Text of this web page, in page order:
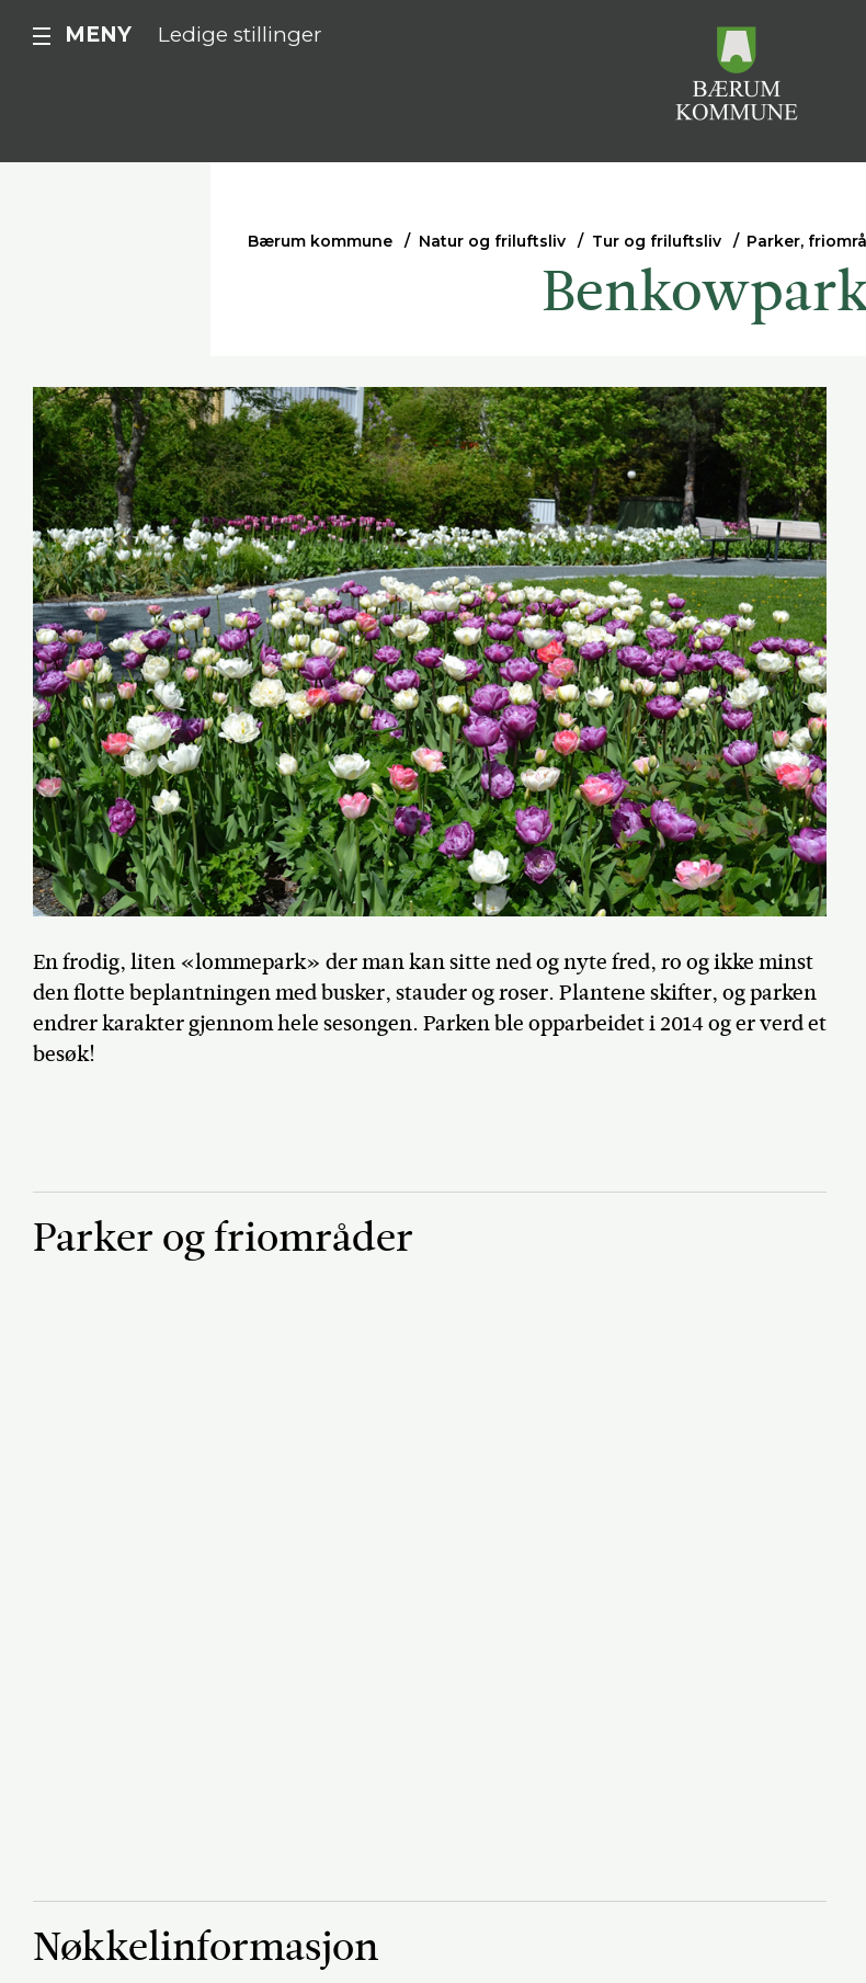
MENY Ledige stillinger
Bærum kommune Natur og friluftsliv Tur og friluftsliv Parker,
En frodig, liten «lommepark» der man kan sitte ned og nyte fred, ro og ikke minst
den flotte beplantningen med busker, stauder og roser. Plantene skifter, og parken
endrer karakter gjennom hele sesongen. Parken ble opparbeidet i 2014 og er verd et
besøk!
Parker og friområder
Nøkkelinformasjon